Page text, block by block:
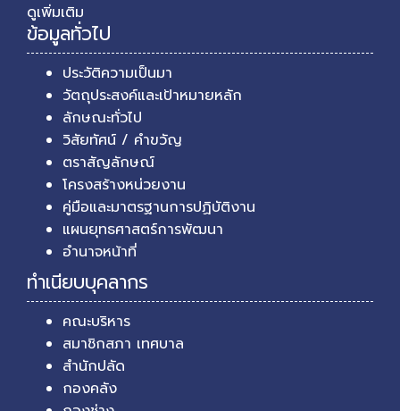
ดูเพิ่มเติม
ข้อมูลทั่วไป
ประวัติความเป็นมา
วัตถุประสงค์และเป้าหมายหลัก
ลักษณะทั่วไป
วิสัยทัศน์ / คำขวัญ
ตราสัญลักษณ์
โครงสร้างหน่วยงาน
คู่มือและมาตรฐานการปฏิบัติงาน
แผนยุทธศาสตร์การพัฒนา
อำนาจหน้าที่
ทำเนียบบุคลากร
คณะบริหาร
สมาชิกสภา เทศบาล
สำนักปลัด
กองคลัง